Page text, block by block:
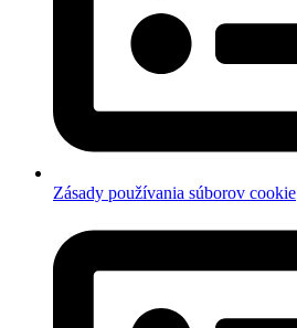
Zásady používania súborov cookie